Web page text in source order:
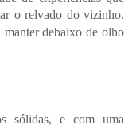
o relvado do vizinho.
manter debaixo de olho
sólidas, e com uma